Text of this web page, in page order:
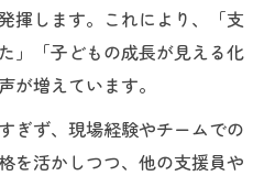
揮します。これにより、「支
」「子どもの成長が見える化
が増えています。
ぎず、現場経験やチームでの
を活かしつつ、他の支援員や